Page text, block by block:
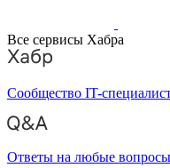
Все сервисы Хабра
Сообщество IT-
Ответы на любые